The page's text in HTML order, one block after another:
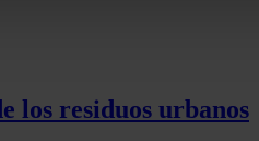
con otra información que
los residuos urbanos